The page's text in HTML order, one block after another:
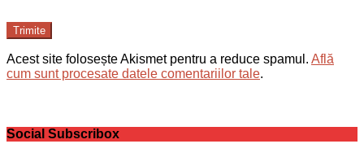
Trimite
Acest site folosește Akismet pentru a reduce spamul. Află
cum sunt procesate datele comentariilor tale.
Social Subscribox